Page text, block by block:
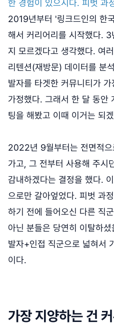
한 경험이 있으시다. 피벗 과
2019년부터 '링크드인의 한
해서 커리어리를 시작했다.
지 모르겠다고 생각했다. 여
리텐션(재방문) 데이터를 분
발자를 타겟한 커뮤니티가
가정했다. 그래서 한 달 동안
팅을 해봤고 이때 이거는 되
2022년 9월부터는 전면적
가고, 그 전부터 사용해 주시
감내하겠다는 결정을 했다.
으로만 갈아엎었다. 피벗 과
하기 전에 들어오신 다른 직
아닌 분들은 당연히 이탈하
발자+인접 직군으로 넓혀서
이다.
가장 지양하는 건